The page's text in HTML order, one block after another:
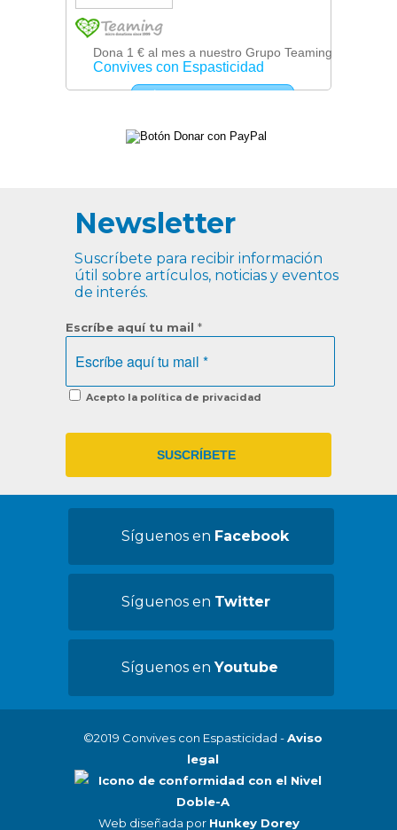
Newsletter
Suscríbete para recibir información
útil sobre artículos, noticias y eventos
de interés.
Escríbe aquí tu mail *
Acepto la política de privacidad
Síguenos en Facebook
Síguenos en Twitter
Síguenos enYoutube
©2019 Convives con Espasticidad -Aviso
legal
Web diseñada por Hunkey Dorey